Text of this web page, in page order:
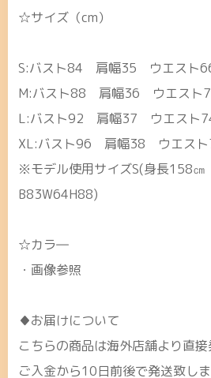
☆サイズ（cm）
S:バスト84 肩幅35 ウエスト
M:バスト88 肩幅36 ウエスト
L:バスト92 肩幅37 ウエスト
XL:バスト96 肩幅38 ウエス
※モデル使用サイズS(身長158
B83W64H88)
☆カラ―
・画像参照
♦お届けについて
こちらの商品は海外店舗より直接
ご入金から10日前後で発送致しま